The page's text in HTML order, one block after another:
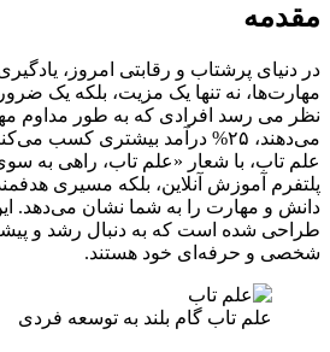
مقدمه
در دنیای پرشتاب و رقابتی امروز،
مهارت‌ها، نه تنها یک مزیت، بلکه یک
نظر می رسد افرادی که به طور مداوم
علم تاب، با شعار «علم تاب، راهی به سوی
پلتفرم آموزش آنلاین، بلکه مسیری
دانش و مهارت را به شما نشان می‌دهد.
طراحی شده است که به دنبال رشد و
شخصی و حرفه‌ای خود هستند.
علم تاب گام بلند به توسعه فردی